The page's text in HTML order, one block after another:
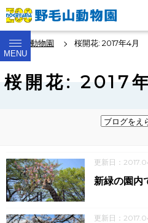
MENU
野毛山動物園 桜開花: 2017年4月
桜開花: 2017
更新日：
新緑の園内
更新日：